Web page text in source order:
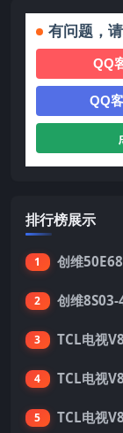
有问题，
QQ
QQ
排行榜展示
1 创维
2 创维
3
4
5